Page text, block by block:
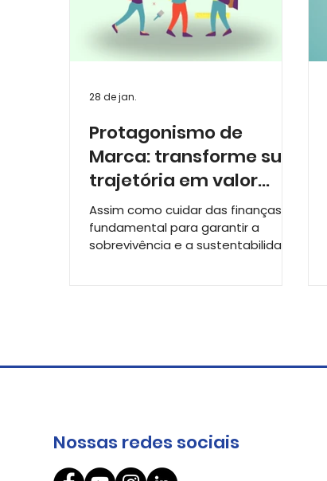
Protagonismo de
Marca: transforme sua
trajetória em valor
para o seu negócio
Assim como cuidar das finanças é
fundamental para garantir a
sobrevivência e a sustentabilidade
28 de jan.
Nossas redes sociais